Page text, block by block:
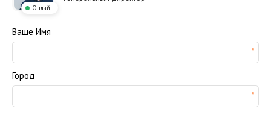
Онлайн
Ваше Имя
Город